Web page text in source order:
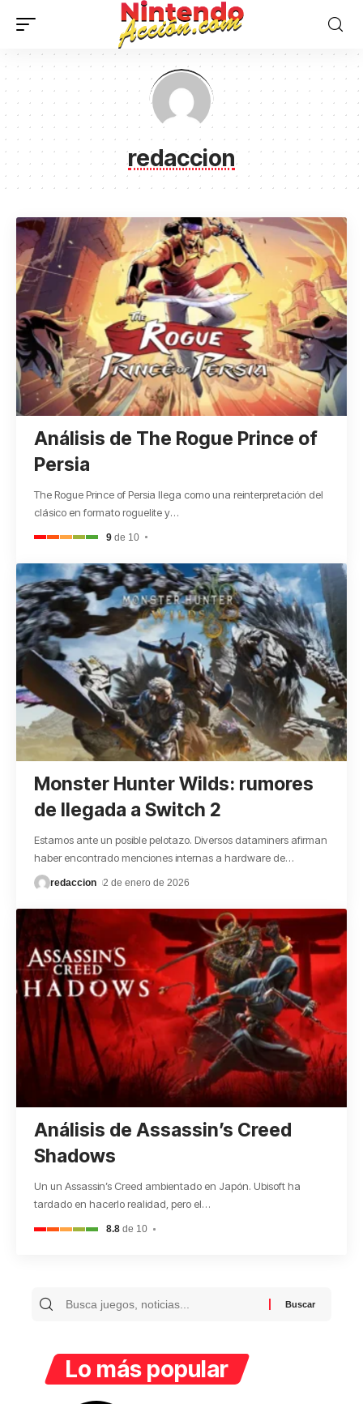
redaccion
Análisis de The Rogue Prince of
Persia
The Rogue Prince of Persia llega como una reinterpretación del
clásico en formato roguelite y…
9de 10
Monster Hunter Wilds: rumores
de llegada a Switch 2
Estamos ante un posible pelotazo. Diversos dataminers afirman
haber encontrado menciones internas a hardware de…
redaccion 2 de enero de 2026
Análisis de Assassin’s Creed
Shadows
Un un Assassin’s Creed ambientado en Japón. Ubisoft ha
tardado en hacerlo realidad, pero el…
8.8de 10
Lo más popular